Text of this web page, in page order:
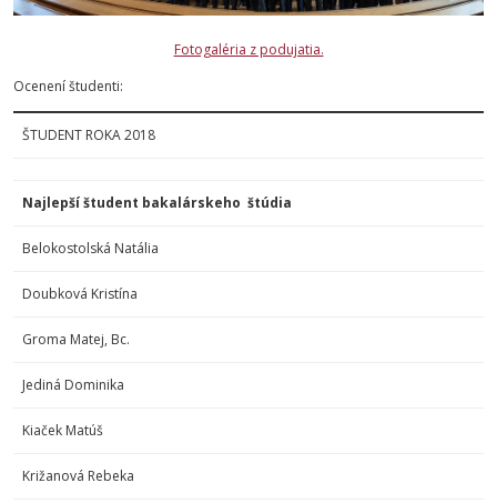
Fotogaléria z podujatia.
Ocenení študenti:
ŠTUDENT ROKA 2018
Najlepší študent bakalárskeho štúdia
Belokostolská Natália
Doubková Kristína
Groma Matej, Bc.
Jediná Dominika
Kiaček Matúš
Križanová Rebeka